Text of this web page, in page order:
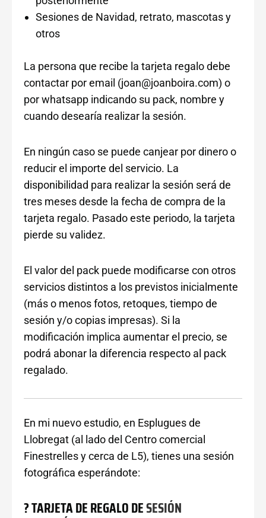
Sesiones de Navidad, retrato, mascotas y
otros
La persona que recibe la tarjeta regalo debe
contactar por email (joan@joanboira.com) o
por whatsapp indicando su pack, nombre y
cuando desearía realizar la sesión.
En ningún caso se puede canjear por dinero o
reducir el importe del servicio. La
disponibilidad para realizar la sesión será de
tres meses desde la fecha de compra de la
tarjeta regalo. Pasado este periodo, la tarjeta
pierde su validez.
El valor del pack puede modificarse con otros
servicios distintos a los previstos inicialmente
(más o menos fotos, retoques, tiempo de
sesión y/o copias impresas). Si la
modificación implica aumentar el precio, se
podrá abonar la diferencia respecto al pack
regalado.
En mi nuevo estudio, en Esplugues de
Llobregat (al lado del Centro comercial
Finestrelles y cerca de L5), tienes una sesión
fotográfica esperándote:
? TARJETA DE REGALO DESESIÓN